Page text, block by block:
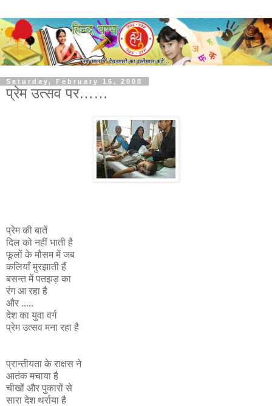
Saturday, February 16, 2008
प्रेम उत्सव पर……
प्रेम की बातें
दिल को नहीं भाती है
फूलों के मौसम में जब
कलियाँ मुरझाती हैं
बसन्त में पतझड़ का
रंग आ रहा है
और .....
देश का युवा वर्ग
प्रेम उत्सव मना रहा है
प्रान्तीयता के राक्षस ने
आतंक मचाया है
चीखों और पुकारों से
सारा देश थर्राया है